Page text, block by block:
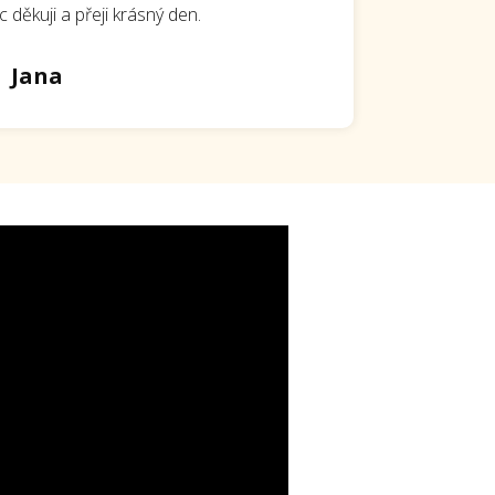
děkuji a přeji krásný den.
Jana